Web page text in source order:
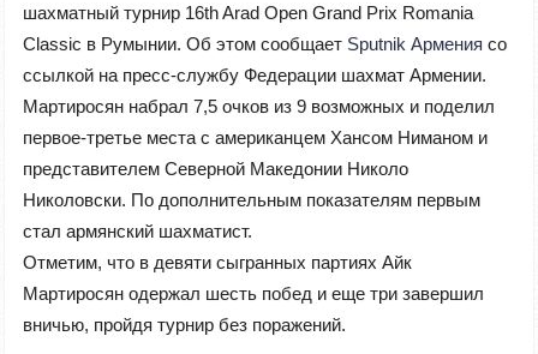
шахматный турнир 16th Arad Open Grand Prix Romania
Classic в Румынии. Об этом сообщает Sputnik Армения со
ссылкой на пресс-службу Федерации шахмат Армении.
Мартиросян набрал 7,5 очков из 9 возможных и поделил
первое-третье места с американцем Хансом Ниманом и
представителем Северной Македонии Николо
Николовски. По дополнительным показателям первым
стал армянский шахматист.
Отметим, что в девяти сыгранных партиях Айк
Мартиросян одержал шесть побед и еще три завершил
вничью, пройдя турнир без поражений.